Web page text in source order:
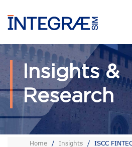
Insights &
Research
Home / Insights /
ISCC